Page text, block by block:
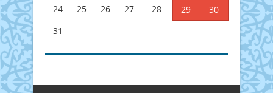
24
25 26 27 28 29
30
31